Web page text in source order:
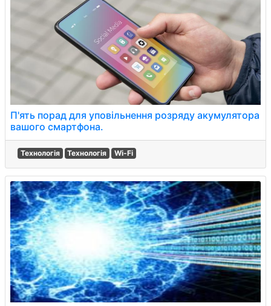
П'ять порад для уповільнення розряду акумулятора
вашого смартфона.
Технологія Технологія Wi-Fi